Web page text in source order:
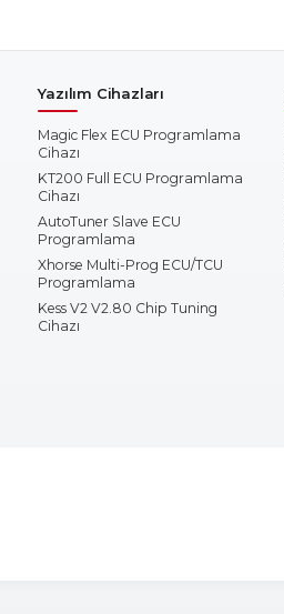
Yazılım Cihazları
Magic Flex ECU Programlama
Cihazı
KT200 Full ECU Programlama
Cihazı
AutoTuner Slave ECU
Programlama
Xhorse Multi-Prog ECU/TCU
Programlama
Kess V2 V2.80 Chip Tuning
Cihazı